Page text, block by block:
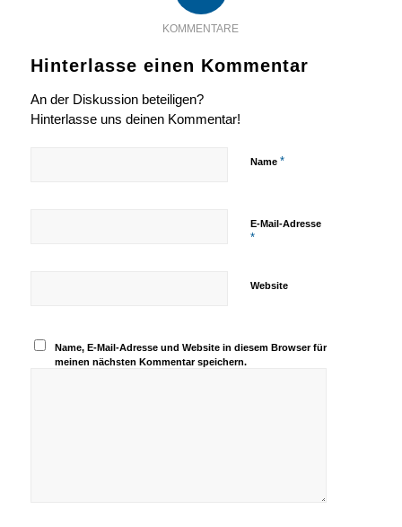
KOMMENTARE
Hinterlasse einen Kommentar
An der Diskussion beteiligen?
Hinterlasse uns deinen Kommentar!
Name *
E-Mail-Adresse
*
Website
Name, E-Mail-Adresse und Website in diesem Browser für
meinen nächsten Kommentar speichern.